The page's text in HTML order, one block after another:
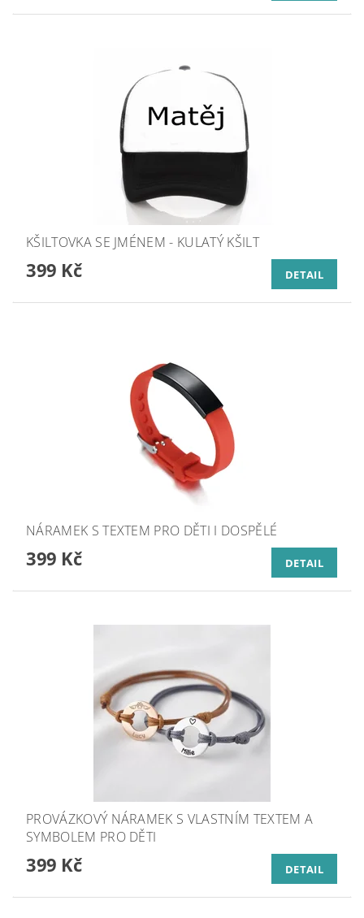
KŠILTOVKA SE JMÉNEM - KULATÝ KŠILT
399 Kč DETAIL
NÁRAMEK S TEXTEM PRO DĚTI I DOSPĚLÉ
399 Kč DETAIL
PROVÁZKOVÝ NÁRAMEK S VLASTNÍM TEXTEM A
SYMBOLEM PRO DĚTI
399 Kč DETAIL